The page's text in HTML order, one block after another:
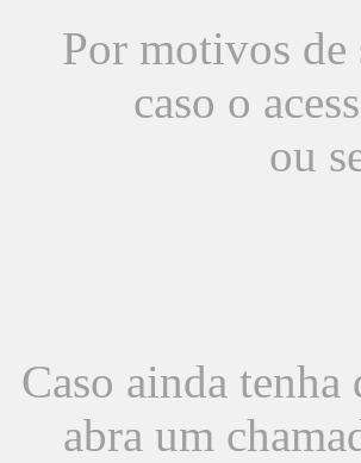
Por motivos de
caso o
ou
Caso ainda tenha
abra um